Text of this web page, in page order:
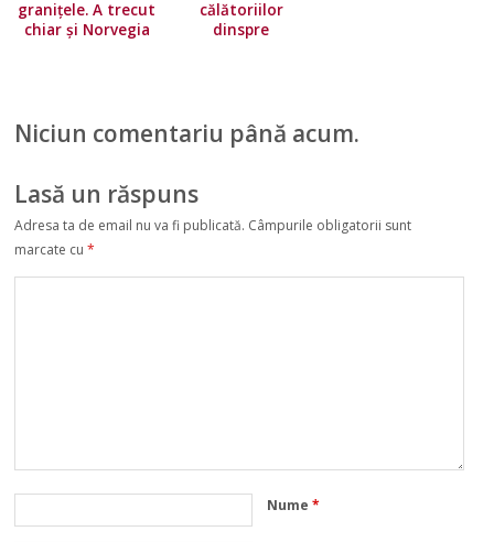
granițele. A trecut
chiar și Norvegia
călătoriilor
dinspre
condițiile de
călătorie
Niciun comentariu până acum.
Lasă un răspuns
Adresa ta de email nu va fi publicată. Câmpurile obligatorii sunt
marcate cu*
Nume*